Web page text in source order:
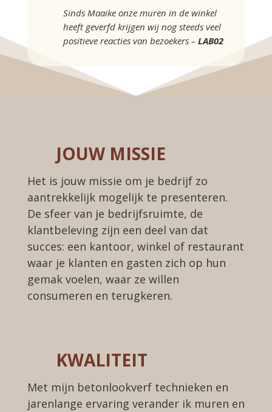
Sinds Maaike onze muren in de winkel
heeft geverfd krijgen wij nog steeds veel
positieve reacties van bezoekers – LAB02
JOUW MISSIE
Het is jouw missie om je bedrijf zo
aantrekkelijk mogelijk te presenteren.
De sfeer van je bedrijfsruimte, de
klantbeleving zijn een deel van dat
succes: een kantoor, winkel of restaurant
waar je klanten en gasten zich op hun
gemak voelen, waar ze willen
consumeren en terugkeren.
KWALITEIT
Met mijn betonlookverf technieken en
jarenlange ervaring verander ik muren en